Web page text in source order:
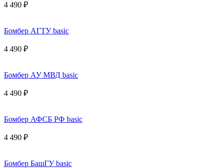
4 490 ₽
Бомбер АГТУ basic
4 490 ₽
Бомбер АУ МВД basic
4 490 ₽
Бомбер АФСБ РФ basic
4 490 ₽
Бомбер БашГУ basic